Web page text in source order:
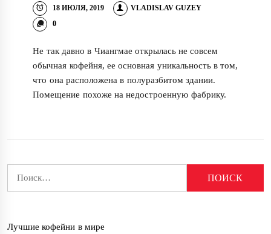
18 ИЮЛЯ, 2019
VLADISLAV GUZEY
0
Не так давно в Чиангмае открылась не совсем
обычная кофейня, ее основная уникальность в том,
что она расположена в полуразбитом здании.
Помещение похоже на недостроенную фабрику.
Лучшие кофейни в мире